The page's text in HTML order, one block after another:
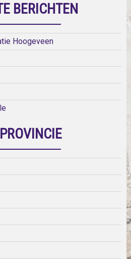
BERICHTEN
Hoogeveen